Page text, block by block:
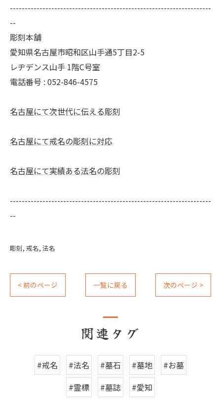
--------------------------------------------------------------------
--
彫刻本舗
愛知県名古屋市昭和区山手通5丁目2-5
レヂデンス山手 1階C号室
電話番号 : 052-846-4575
名古屋にて次世代に伝える彫刻
名古屋にて戒名の彫刻に対応
名古屋にて実績ある法名の彫刻
--------------------------------------------------------------------
--
彫刻 戒名 法名
< 前のページ 一覧に戻る 次のページ >
関連タグ
#戒名 #法名 #墓石 #墓地
#お墓
#霊標
#墓誌 #愛知